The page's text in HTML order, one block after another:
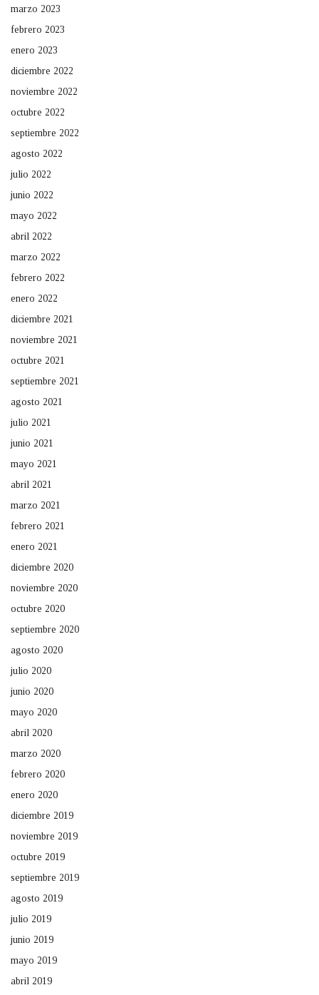
marzo 2023
febrero 2023
enero 2023
diciembre 2022
noviembre 2022
octubre 2022
septiembre 2022
agosto 2022
julio 2022
junio 2022
mayo 2022
abril 2022
marzo 2022
febrero 2022
enero 2022
diciembre 2021
noviembre 2021
octubre 2021
septiembre 2021
agosto 2021
julio 2021
junio 2021
mayo 2021
abril 2021
marzo 2021
febrero 2021
enero 2021
diciembre 2020
noviembre 2020
octubre 2020
septiembre 2020
agosto 2020
julio 2020
junio 2020
mayo 2020
abril 2020
marzo 2020
febrero 2020
enero 2020
diciembre 2019
noviembre 2019
octubre 2019
septiembre 2019
agosto 2019
julio 2019
junio 2019
mayo 2019
abril 2019